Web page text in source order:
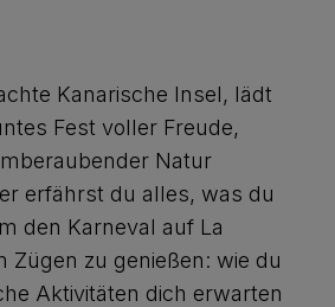
Kanarische Insel, lädt
Fest voller Freude,
Natur
erfährst du alles, was du
den Karneval auf La
Zügen zu genießen: wie du
Aktivitäten dich erwarten